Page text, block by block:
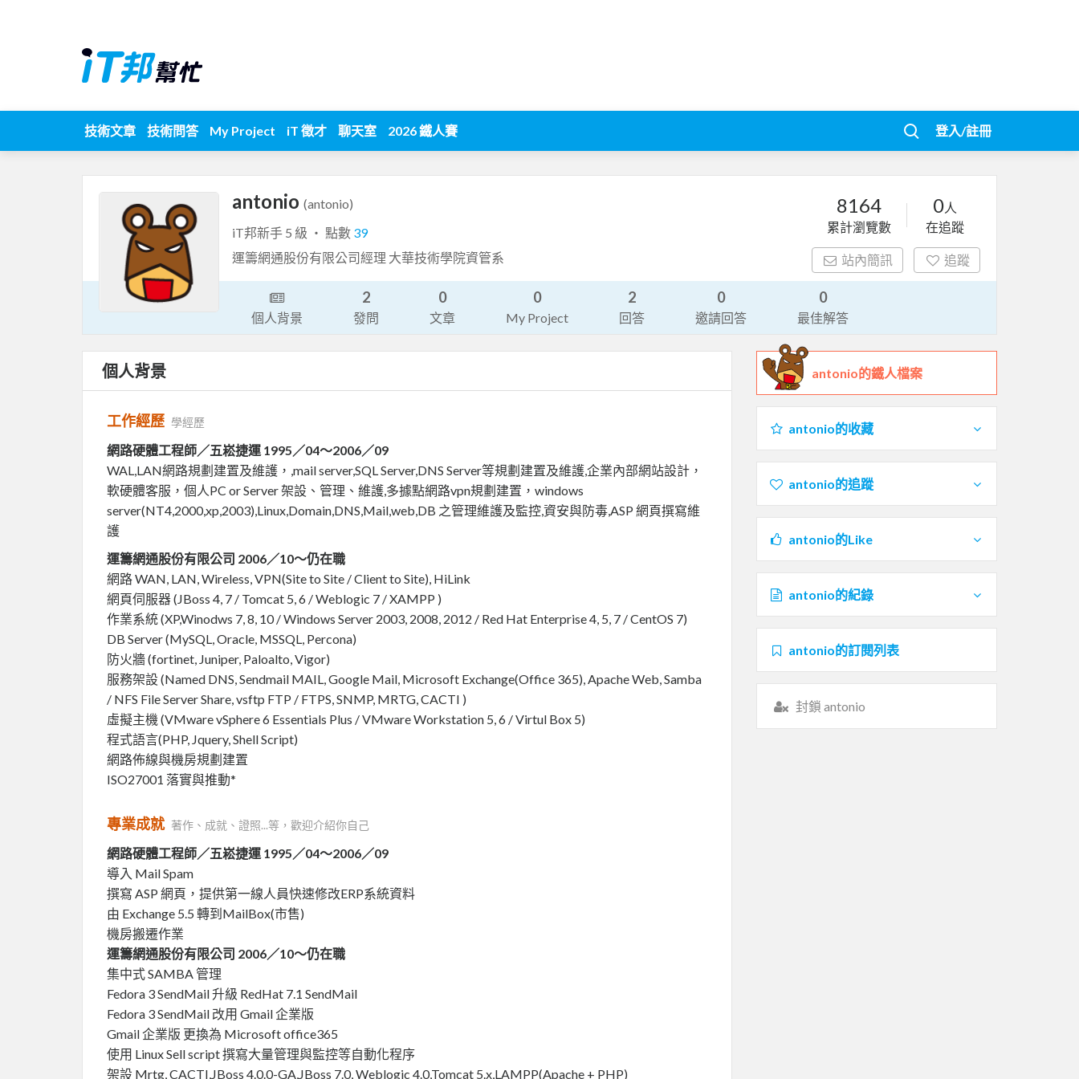
技術文章 技術問答 My Project iT 徵才 聊天室 2026 鐵人賽 登入/註冊
antonio (antonio)
iT邦新手 5 級 ‧ 點數 39
運籌網通股份有限公司經理 大華技術學院資管系
8164
累計瀏覽數
0人
在追蹤
站內簡訊 追蹤
個人背景
2
發問
0
文章
0
My Project
2
回答
0
邀請回答
0
最佳解答
個人背景
工作經歷 學經歷
網路硬體工程師／五崧捷運 1995／04～2006／09
WAL,LAN網路規劃建置及維護，,mail server,SQL Server,DNS Server等規劃建置及維護,企業內部網站設計，
軟硬體客服，個人PC or Server 架設、管理、維護,多據點網路vpn規劃建置，windows
server(NT4,2000,xp,2003),Linux,Domain,DNS,Mail,web,DB 之管理維護及監控,資安與防毒,ASP 網頁撰寫維
護
運籌網通股份有限公司 2006／10～仍在職
網路 WAN, LAN, Wireless, VPN(Site to Site / Client to Site), HiLink
網頁伺服器 (JBoss 4, 7 / Tomcat 5, 6 / Weblogic 7 / XAMPP )
作業系統 (XP,Winodws 7, 8, 10 / Windows Server 2003, 2008, 2012 / Red Hat Enterprise 4, 5, 7 / CentOS 7)
DB Server (MySQL, Oracle, MSSQL, Percona)
防火牆 (fortinet, Juniper, Paloalto, Vigor)
服務架設 (Named DNS, Sendmail MAIL, Google Mail, Microsoft Exchange(Office 365), Apache Web, Samba
/ NFS File Server Share, vsftp FTP / FTPS, SNMP, MRTG, CACTI )
虛擬主機 (VMware vSphere 6 Essentials Plus / VMware Workstation 5, 6 / Virtul Box 5)
程式語言(PHP, Jquery, Shell Script)
網路佈線與機房規劃建置
ISO27001 落實與推動*
專業成就 著作、成就、證照...等，歡迎介紹你自己
網路硬體工程師／五崧捷運 1995／04～2006／09
導入 Mail Spam
撰寫 ASP 網頁，提供第一線人員快速修改ERP系統資料
由 Exchange 5.5 轉到MailBox(市售)
機房搬遷作業
運籌網通股份有限公司 2006／10～仍在職
集中式 SAMBA 管理
Fedora 3 SendMail 升級 RedHat 7.1 SendMail
Fedora 3 SendMail 改用 Gmail 企業版
Gmail 企業版 更換為 Microsoft office365
使用 Linux Sell script 撰寫大量管理與監控等自動化程序
架設 Mrtg, CACTI,JBoss 4.0.0-GA,JBoss 7.0, Weblogic 4.0,Tomcat 5.x,LAMPP(Apache + PHP)
antonio的鐵人檔案
antonio的收藏
antonio的追蹤
antonio的Like
antonio的紀錄
antonio的訂閱列表
封鎖 antonio